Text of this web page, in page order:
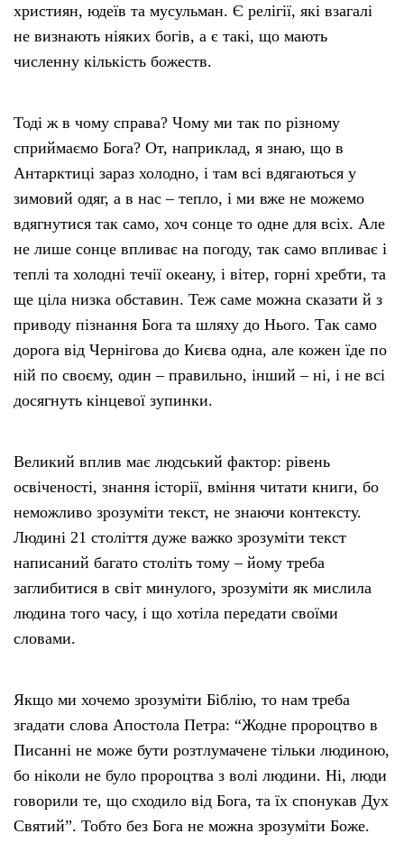
християн, юдеїв та мусульман. Є релігії, які взагалі
не визнають ніяких богів, а є такі, що мають
численну кількість божеств.
Тоді ж в чому справа? Чому ми так по різному
сприймаємо Бога? От, наприклад, я знаю, що в
Антарктиці зараз холодно, і там всі вдягаються у
зимовий одяг, а в нас – тепло, і ми вже не можемо
вдягнутися так само, хоч сонце то одне для всіх. Але
не лише сонце впливає на погоду, так само впливає і
теплі та холодні течії океану, і вітер, горні хребти, та
ще ціла низка обставин. Теж саме можна сказати й з
приводу пізнання Бога та шляху до Нього. Так само
дорога від Чернігова до Києва одна, але кожен їде по
ній по своєму, один – правильно, інший – ні, і не всі
досягнуть кінцевої зупинки.
Великий вплив має людський фактор: рівень
освіченості, знання історії, вміння читати книги, бо
неможливо зрозуміти текст, не знаючи контексту.
Людині 21 століття дуже важко зрозуміти текст
написаний багато століть тому – йому треба
заглибитися в світ минулого, зрозуміти як мислила
людина того часу, і що хотіла передати своїми
словами.
Якщо ми хочемо зрозуміти Біблію, то нам треба
згадати слова Апостола Петра: “Жодне пророцтво в
Писанні не може бути розтлумачене тільки людиною,
бо ніколи не було пророцтва з волі людини. Ні, люди
говорили те, що сходило від Бога, та їх спонукав Дух
Святий”. Тобто без Бога не можна зрозуміти Боже.